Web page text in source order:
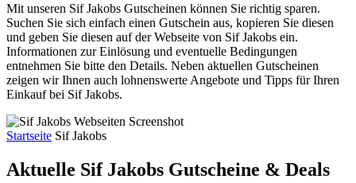
Mit unseren Sif Jakobs Gutscheinen können Sie richtig sparen.
Suchen Sie sich einfach einen Gutschein aus, kopieren Sie diesen
und geben Sie diesen auf der Webseite von Sif Jakobs ein.
Informationen zur Einlösung und eventuelle Bedingungen
entnehmen Sie bitte den Details. Neben aktuellen Gutscheinen
zeigen wir Ihnen auch lohnenswerte Angebote und Tipps für Ihren
Einkauf bei Sif Jakobs.
Startseite Sif Jakobs
Aktuelle Sif Jakobs Gutscheine & Deals